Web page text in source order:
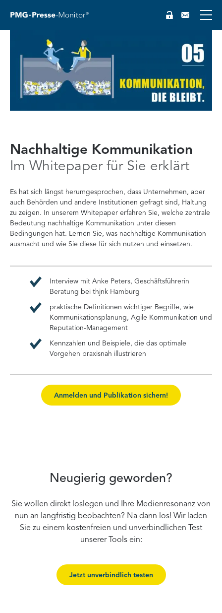
Nachhaltige Kommunikation
Im Whitepaper für Sie erklärt
Es hat sich längst herumgesprochen, dass Unternehmen, aber
auch Behörden und andere Institutionen gefragt sind, Haltung
zu zeigen. In unserem Whitepaper erfahren Sie, welche zentrale
Bedeutung nachhaltige Kommunikation unter diesen
Bedingungen hat. Lernen Sie, was nachhaltige Kommunikation
ausmacht und wie Sie diese für sich nutzen und einsetzen.
Interview mit Anke Peters, Geschäftsführerin
Beratung bei thjnk Hamburg
praktische Definitionen wichtiger Begriffe, wie
Kommunikationsplanung, Agile Kommunikation und
Reputation-Management
Kennzahlen und Beispiele, die das optimale
Vorgehen praxisnah illustrieren
Anmelden und Publikation sichern!
Neugierig geworden?
Sie wollen direkt loslegen und Ihre Medienresonanz von
nun an langfristig beobachten? Na dann los! Wir laden
Sie zu einem kostenfreien und unverbindlichen Test
unserer Tools ein:
Jetzt unverbindlich testen